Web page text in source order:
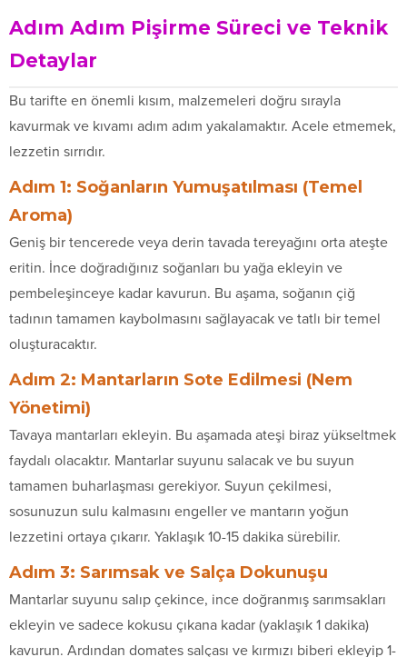
Adım Adım Pişirme Süreci ve Teknik
Detaylar
Bu tarifte en önemli kısım, malzemeleri doğru sırayla
kavurmak ve kıvamı adım adım yakalamaktır. Acele etmemek,
lezzetin sırrıdır.
Adım 1: Soğanların Yumuşatılması (Temel
Aroma)
Geniş bir tencerede veya derin tavada tereyağını orta ateşte
eritin. İnce doğradığınız soğanları bu yağa ekleyin ve
pembeleşinceye kadar kavurun. Bu aşama, soğanın çiğ
tadının tamamen kaybolmasını sağlayacak ve tatlı bir temel
oluşturacaktır.
Adım 2: Mantarların Sote Edilmesi (Nem
Yönetimi)
Tavaya mantarları ekleyin. Bu aşamada ateşi biraz yükseltmek
faydalı olacaktır. Mantarlar suyunu salacak ve bu suyun
tamamen buharlaşması gerekiyor. Suyun çekilmesi,
sosunuzun sulu kalmasını engeller ve mantarın yoğun
lezzetini ortaya çıkarır. Yaklaşık 10-15 dakika sürebilir.
Adım 3: Sarımsak ve Salça Dokunuşu
Mantarlar suyunu salıp çekince, ince doğranmış sarımsakları
ekleyin ve sadece kokusu çıkana kadar (yaklaşık 1 dakika)
kavurun. Ardından domates salçası ve kırmızı biberi ekleyip 1-